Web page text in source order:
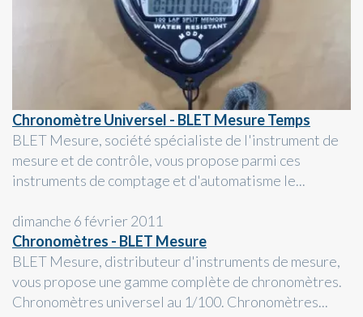
Chronomètre Universel - BLET Mesure Temps
BLET Mesure, société spécialiste de l'instrument de
mesure et de contrôle, vous propose parmi ces
instruments de comptage et d'automatisme le...
dimanche 6 février 2011
Chronomètres - BLET Mesure
BLET Mesure, distributeur d'instruments de mesure,
vous propose une gamme complète de chronomètres.
Chronomètres universel au 1/100. Chronomètres...